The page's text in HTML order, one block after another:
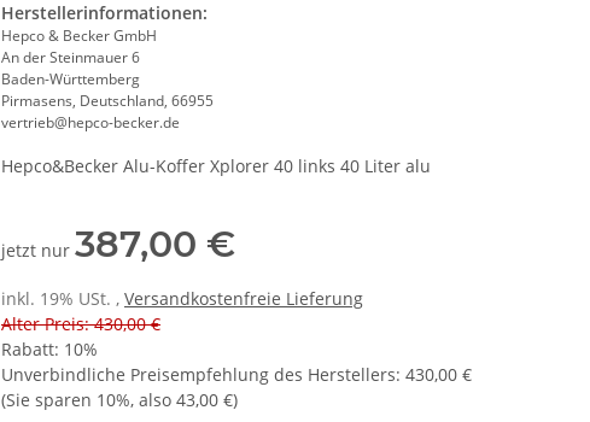
Herstellerinformationen:
Hepco & Becker GmbH
An der Steinmauer 6
Baden-Württemberg
Pirmasens, Deutschland, 66955
vertrieb@hepco-becker.de
Hepco&Becker Alu-Koffer Xplorer 40 links 40 Liter alu
jetzt nur 387,00 €
inkl. 19% USt. , Versandkostenfreie Lieferung
Alter Preis: 430,00 €
Rabatt: 10%
Unverbindliche Preisempfehlung des Herstellers: 430,00 €
(Sie sparen 10%, also 43,00 €)